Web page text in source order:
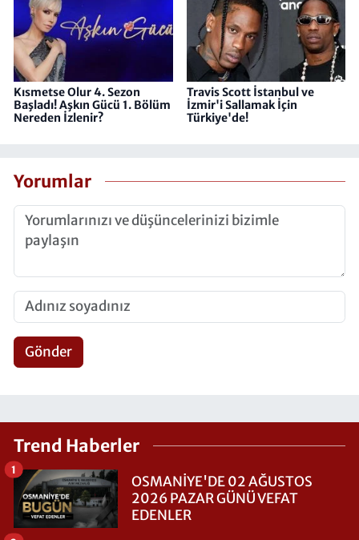
Kısmetse Olur 4. Sezon
Başladı! Aşkın Gücü 1. Bölüm
Nereden İzlenir?
Travis Scott İstanbul ve
İzmir'i Sallamak İçin
Türkiye'de!
Yorumlar
Gönder
Trend Haberler
OSMANİYE'DE 02 AĞUSTOS
2026 PAZAR GÜNÜ VEFAT
EDENLER
1